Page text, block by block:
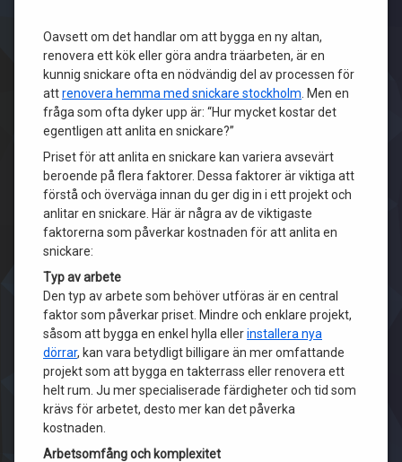
Oavsett om det handlar om att bygga en ny altan,
renovera ett kök eller göra andra träarbeten, är en
kunnig snickare ofta en nödvändig del av processen för
attrenovera hemma med snickare stockholm . Men en
fråga som ofta dyker upp är: “Hur mycket kostar det
egentligen att anlita en snickare?”
Priset för att anlita en snickare kan variera avsevärt
beroende på flera faktorer. Dessa faktorer är viktiga att
förstå och överväga innan du ger dig in i ett projekt och
anlitar en snickare. Här är några av de viktigaste
faktorerna som påverkar kostnaden för att anlita en
snickare:
Typ av arbete
Den typ av arbete som behöver utföras är en central
faktor som påverkar priset. Mindre och enklare projekt,
såsom att bygga en enkel hylla ellerinstallera nya
dörrar, kan vara betydligt billigare än mer omfattande
projekt som att bygga en takterrass eller renovera ett
helt rum. Ju mer specialiserade färdigheter och tid som
krävs för arbetet, desto mer kan det påverka
kostnaden.
Arbetsomfång och komplexitet